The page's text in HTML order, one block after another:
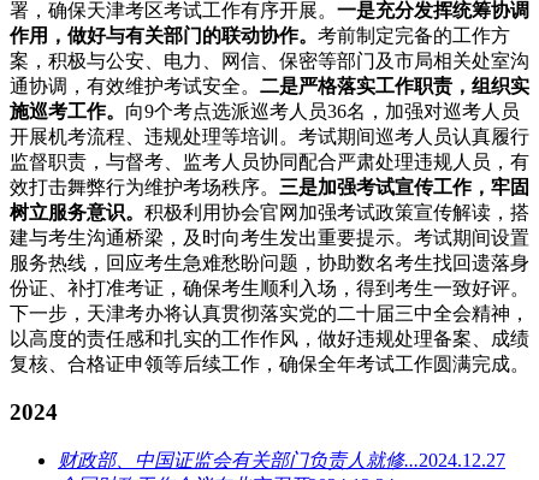
署，确保天津考区考试工作有序开展。 一是充分发挥统筹协调
作用，做好与有关部门的联动协作。 考前制定完备的工作方
案，积极与公安、电力、网信、保密等部门及市局相关处室沟
通协调，有效维护考试安全。 二是严格落实工作职责，组织实
施巡考工作。 向9个考点选派巡考人员36名，加强对巡考人员
开展机考流程、违规处理等培训。考试期间巡考人员认真履行
监督职责，与督考、监考人员协同配合严肃处理违规人员，有
效打击舞弊行为维护考场秩序。 三是加强考试宣传工作，牢固
树立服务意识。 积极利用协会官网加强考试政策宣传解读，搭
建与考生沟通桥梁，及时向考生发出重要提示。考试期间设置
服务热线，回应考生急难愁盼问题，协助数名考生找回遗落身
份证、补打准考证，确保考生顺利入场，得到考生一致好评。
下一步，天津考办将认真贯彻落实党的二十届三中全会精神，
以高度的责任感和扎实的工作作风，做好违规处理备案、成绩
复核、合格证申领等后续工作，确保全年考试工作圆满完成。
2024
财政部、中国证监会有关部门负责人就修...2024.12.27